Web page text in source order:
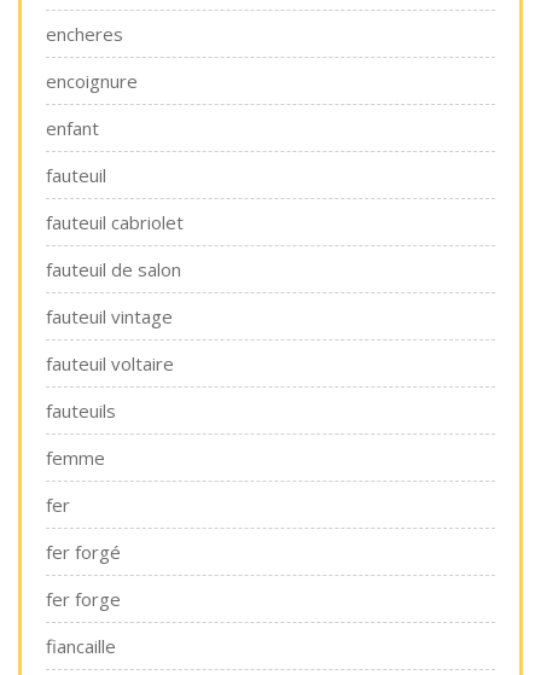
encheres
encoignure
enfant
fauteuil
fauteuil cabriolet
fauteuil de salon
fauteuil vintage
fauteuil voltaire
fauteuils
femme
fer
fer forgé
fer forge
fiancaille